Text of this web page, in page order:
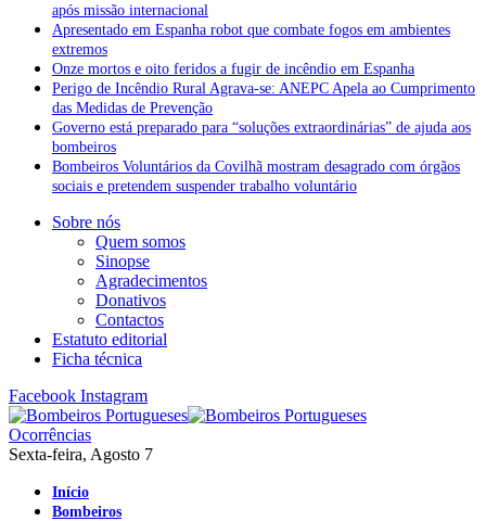
após missão internacional
Apresentado em Espanha robot que combate fogos em ambientes
extremos
Onze mortos e oito feridos a fugir de incêndio em Espanha
Perigo de Incêndio Rural Agrava-se: ANEPC Apela ao Cumprimento
das Medidas de Prevenção
Governo está preparado para “soluções extraordinárias” de ajuda aos
bombeiros
Bombeiros Voluntários da Covilhã mostram desagrado com órgãos
sociais e pretendem suspender trabalho voluntário
Sobre nós
Quem somos
Sinopse
Agradecimentos
Donativos
Contactos
Estatuto editorial
Ficha técnica
Facebook Instagram
Ocorrências
Sexta-feira, Agosto 7
Início
Bombeiros